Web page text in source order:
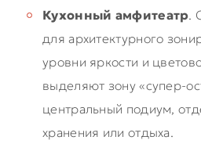
Кухонный амфитеатр.
для архитектурного
уровни яркости и
выделяют зону «супер-
центральный подиум,
хранения или отдыха.